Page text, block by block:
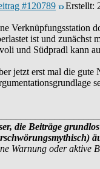
#120789 Erstellt:
Verknüpfungsstation
ist und zunächst
und Südpradl kann
jetzt erst mal die gute
die Beiträge
Warnung oder aktive